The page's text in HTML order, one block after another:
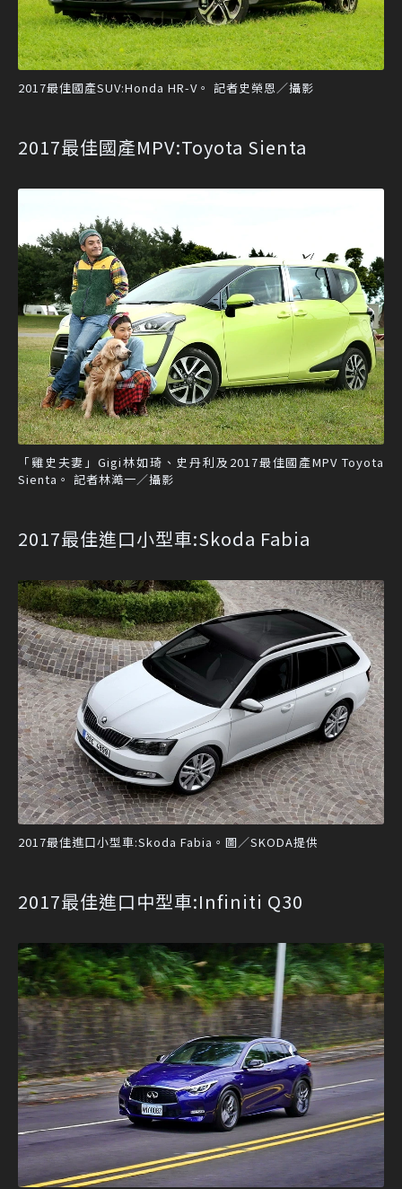
2017最佳國產SUV:Honda HR-V。 記者史榮恩／攝影
2017最佳國產MPV:Toyota Sienta
「雞史夫妻」Gigi林如琦、史丹利及2017最佳國產MPV Toyota
Sienta。 記者林澔一／攝影
2017最佳進口小型車:Skoda Fabia
2017最佳進口小型車:Skoda Fabia。圖／SKODA提供
2017最佳進口中型車:Infiniti Q30